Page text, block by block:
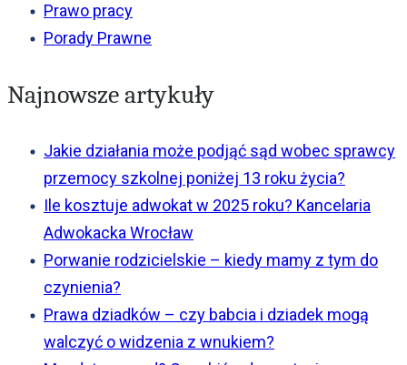
Prawo pracy
Porady Prawne
Najnowsze artykuły
Jakie działania może podjąć sąd wobec sprawcy
przemocy szkolnej poniżej 13 roku życia?
Ile kosztuje adwokat w 2025 roku? Kancelaria
Adwokacka Wrocław
Porwanie rodzicielskie – kiedy mamy z tym do
czynienia?
Prawa dziadków – czy babcia i dziadek mogą
walczyć o widzenia z wnukiem?